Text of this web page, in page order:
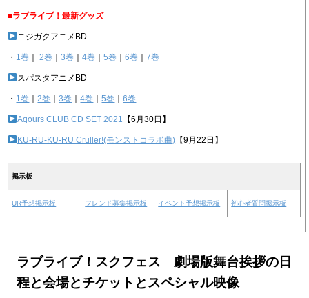
■ラブライブ！最新グッズ
ニジガクアニメBD
・ 1巻 2巻 ｜3巻 ｜4巻 ｜5巻 ｜6巻 ｜7巻
スパスタアニメBD
・ 1巻 ｜2巻 ｜3巻 ｜4巻 ｜5巻 ｜6巻
Aqours CLUB CD SET 2021 【6月30日】
KU-RU-KU-RU Cruller!(モンストコラボ曲) 【9月22日】
掲示板
UR予想掲示板 フレンド募集掲示板 イベント予想掲示板 初心者質問掲示板
ラブライブ！スクフェス 劇場版舞台挨拶の日
程と会場とチケットとスペシャル映像